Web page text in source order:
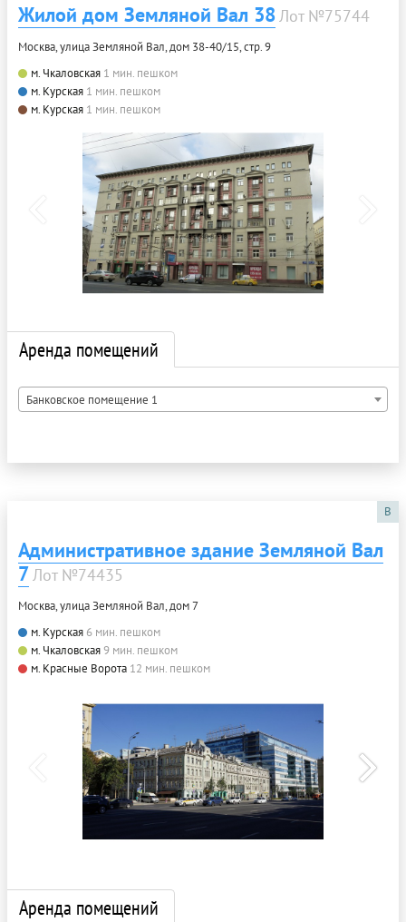
Жилой дом Земляной Вал 38Лот №75744
Москва, улица Земляной Вал, дом 38-40/15, стр. 9
м. Чкаловская 1 мин. пешком
м. Курская 1 мин. пешком
м. Курская 1 мин. пешком
Аренда помещений
Банковское помещение 1
B
Административное здание Земляной Вал
7 Лот №74435
Москва, улица Земляной Вал, дом 7
м. Курская 6 мин. пешком
м. Чкаловская9 мин. пешком
м. Красные Ворота 12 мин. пешком
Аренда помещений